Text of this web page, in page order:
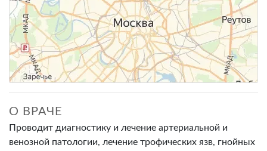
О ВРАЧЕ
Проводит диагностику и лечение артериальной и
венозной патологии, лечение трофических язв, гнойных